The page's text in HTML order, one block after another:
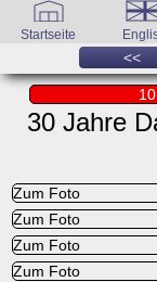
Startseite
<<
30 Jahre
Zum Foto
Zum Foto
Zum Foto
Zum Foto